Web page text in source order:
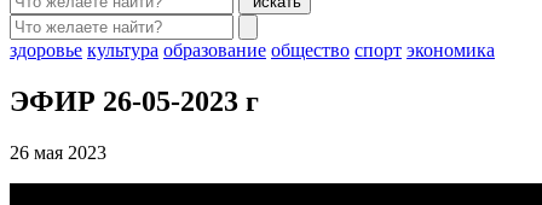
здоровье культура образование общество спорт экономика
ЭФИР 26-05-2023 г
26 мая 2023